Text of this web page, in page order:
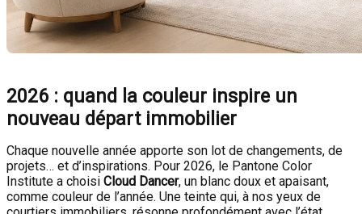
2026 : quand la couleur inspire un
nouveau départ immobilier
Chaque nouvelle année apporte son lot de changements, de
projets… et d’inspirations. Pour 2026, le Pantone Color
Institute a choisi Cloud Dancer, un blanc doux et apaisant,
comme couleur de l’année. Une teinte qui, à nos yeux de